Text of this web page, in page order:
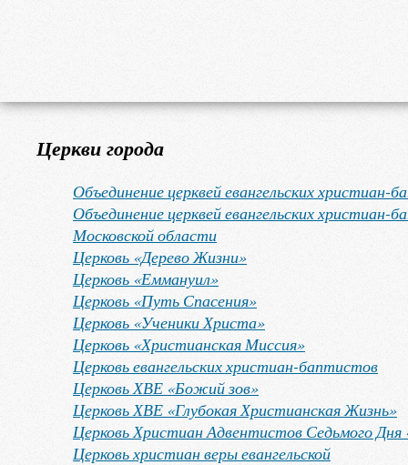
Церкви города
Объединение церквей евангельских христиан-
Объединение церквей евангельских христиан-
Московской области
Церковь «Дерево Жизни»
Церковь «Еммануил»
Церковь «Путь Спасения»
Церковь «Ученики Христа»
Церковь «Христианская Миссия»
Церковь евангельских христиан-баптистов
Церковь ХВЕ «Божий зов»
Церковь ХВЕ «Глубокая Христианская Жизнь»
Церковь Христиан Адвентистов Седьмого Дня
Церковь христиан веры евангельской